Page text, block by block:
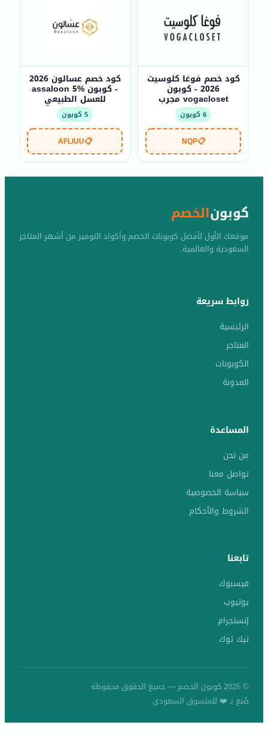
كود خصم فوغا كلوسيت
2026 - كوبون
vogacloset مجرب
6 كوبون
📋
NQP
كود خصم عسالون 2026
- كوبون assaloon 5%
للعسل الطبيعي
5 كوبون
📋
AFLIUU
كوبونالخصم
موقعك الأول لأفضل كوبونات الخصم وأكواد التوفير من أشهر المتاجر
السعودية والعالمية.
روابط سريعة
الرئيسية
المتاجر
الكوبونات
المدونة
المساعدة
من نحن
تواصل معنا
سياسة الخصوصية
الشروط والأحكام
تابعنا
فيسبوك
يوتيوب
إنستجرام
تيك توك
© 2026 كوبون الخصم — جميع الحقوق محفوظة
صُنع بـ ❤️ للمتسوق السعودي